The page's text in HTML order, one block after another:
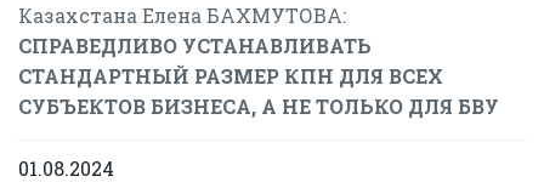
Казахстана Елена БАХМУТОВА:
СПРАВЕДЛИВО УСТАНАВЛИВАТЬ
СТАНДАРТНЫЙ РАЗМЕР КПН ДЛЯ ВСЕХ
СУБЪЕКТОВ БИЗНЕСА, А НЕ ТОЛЬКО ДЛЯ БВУ
01.08.2024